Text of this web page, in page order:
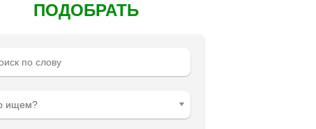
ПОДОБРАТЬ
ищем?